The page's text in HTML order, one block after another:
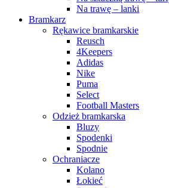
Na trawę – lanki
Bramkarz
Rękawice bramkarskie
Reusch
4Keepers
Adidas
Nike
Puma
Select
Football Masters
Odzież bramkarska
Bluzy
Spodenki
Spodnie
Ochraniacze
Kolano
Łokieć